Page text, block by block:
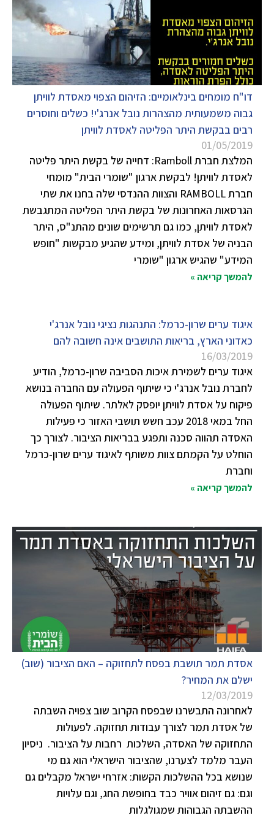
דו"ח מומחים בינלאומיים: הזיהום הצפוי מאסדת לוויתן
גבוה משמעותית מהצהרות נובל אנרג'י! כשלים וחוסרים
רבים בבקשת היתר הפליטה לאסדת לוויתן
01/05/2019
המלצת חברת Ramboll: דחייה של בקשת היתר פליטה
לאסדת לוויתן! לבקשת ארגון "שומרי הבית" מומחי
חברת RAMBOLL והצוות ההנדסי שלה בחנו את שתי
הגרסאות האחרונות של בקשת היתר הפליטה המתגבשת
לאסדת לוויתן, כמו גם תרשימים שונים מהתנ"ס, היתר
הבניה של אסדת לוויתן, ומידע שהגיע מבקשות "חופש
המידע" שהגיש ארגון "שומרי
להמשך קריאה »
איגוד ערים שרון-כרמל: התנהגות נציגי נובל אנרג'י
כאדוני הארץ, בריאות התושבים אינה חשובה להם
16/03/2019
איגוד ערים לשמירת איכות הסביבה שרון-כרמל, הודיע
לחברת נובל אנרג'י כי שיתוף הפעולה עם החברה בנושא
פיקוח על אסדת לוויתן יופסק לאלתר. שיתוף הפעולה
החל במאי 2018 עכב חשש תושבי האזור כי פעילות
האסדה תהווה סכנה ותפגע בבריאות הציבור. לצורך כך
הוחלט על הקמתם צוות משותף לאיגוד ערים שרון-כרמל
וחברת
להמשך קריאה »
אסדת תמר תושבת בפסח לתחזוקה – האם הציבור (שוב)
ישלם את המחיר?
12/03/2019
לאחרונה התבשרנו שבפסח הקרוב שוב צפויה השבתה
של אסדת תמר לצורך עבודות תחזוקה. לפעולות
התחזוקה של האסדה, השלכות רחבות על הציבור. ניסיון
העבר מלמד לצערנו, שהציבור הישראלי הוא גם מי
שנושא בכל ההשלכות הקשות: אזרחי ישראל מקבלים גם
וגם: גם זיהום אוויר כבד בחופשת החג, וגם עלויות
ההשבתה הגבוהות שמגולגלות